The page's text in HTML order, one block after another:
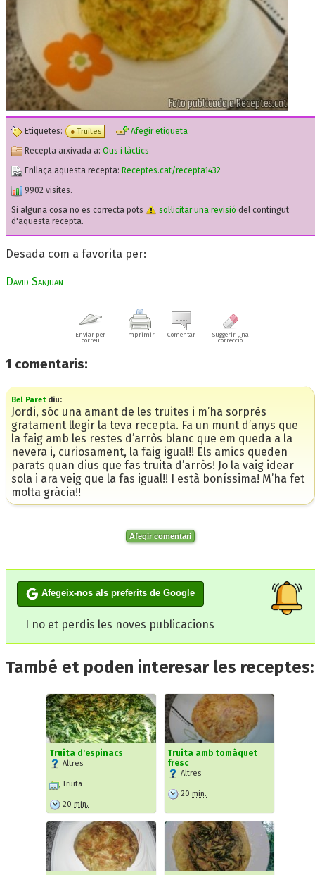
Etiquetes: Truites
Afegir etiqueta
Recepta arxivada a: Ous i làctics
Enllaça aquesta recepta: Receptes.cat/recepta1432
9902 visites.
Si alguna cosa no es correcta pots
sol·licitar una revisió del contingut
d'aquesta recepta.
Desada com a favorita per:
David Sanjuan
Enviar per
correu
Imprimir Comentar
Suggerir una
correcció
1 comentaris:
Bel Paret diu:
Jordi, sóc una amant de les truites i m’ha sorprès
gratament llegir la teva recepta. Fa un munt d’anys que
la faig amb les restes d’arròs blanc que em queda a la
nevera i, curiosament, la faig igual!! Els amics queden
parats quan dius que fas truita d’arròs! Jo la vaig idear
sola i ara veig que la fas igual!! I està boníssima! M’ha fet
molta gràcia!!
Afegir comentari
Afegeix-nos als preferits de Google
I no et perdis les noves publicacions
També et poden interesar les receptes:
Truita d'espinacs
Altres
Truita
20 min.
Truita amb tomàquet
fresc
Altres
20 min.